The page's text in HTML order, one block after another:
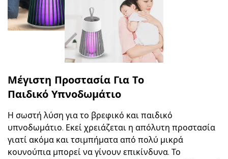
Μέγιστη Προστασία Για Το
Παιδικό Υπνοδωμάτιο
Η σωστή λύση για το βρεφικό και παιδικό
υπνοδωμάτιο. Εκεί χρειάζεται η απόλυτη προστασία
γιατί ακόμα και τσιμπήματα από πολύ μικρά
κουνούπια μπορεί να γίνουν επικίνδυνα. Το